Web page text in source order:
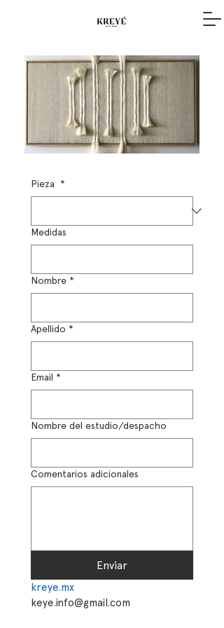
Pieza *
Medidas
Nombre *
Apellido *
Email *
Nombre del estudio/despacho
Comentarios adicionales
Enviar
kreye.mx
keye.info@gmail.com